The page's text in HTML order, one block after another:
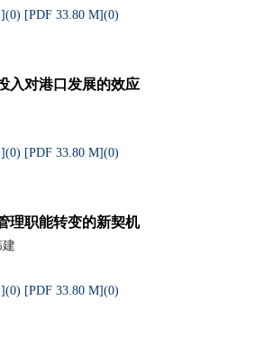
0) [PDF 33.80 M](0)
入对港口发展的效应
0) [PDF 33.80 M](0)
理职能转变的新契机
0) [PDF 33.80 M](0)